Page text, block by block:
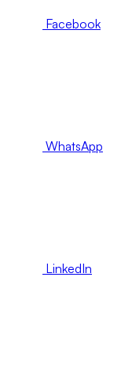
Facebook
WhatsApp
LinkedIn